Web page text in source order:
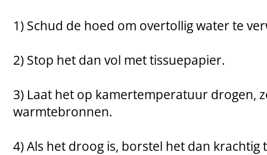
1) Schud de hoed om overtollig water te
2) Stop het dan vol met tissuepapier.
3) Laat het op kamertemperatuur drogen,
warmtebronnen.
4) Als het droog is, borstel het dan krachtig